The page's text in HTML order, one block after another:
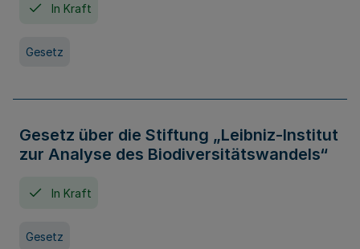
In Kraft
Gesetz
Gesetz über die Stiftung „Leibniz-Institut
zur Analyse des Biodiversitätswandels“
In Kraft
Gesetz